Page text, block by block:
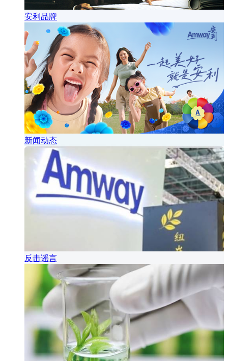
安利品牌
新闻动态
反击谣言